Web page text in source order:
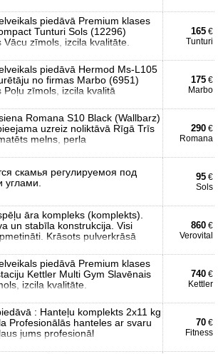
piedāvā Premium klases
Tunturi Sols (12296)
Vācu zīmols, izcila kvalitāte.
165 €
Tunturi
piedāvā Hermod Ms-L105
no firmas Marbo (6951)
Poļu zīmols, izcila kvalitā
175 €
Marbo
Romana S10 Black (Wallbarz)
uzreiz noliktāvā Rīgā Trīs
melns, perla
290 €
Romana
скамья регулируемоя под
углами.
95 €
Sols
āra kompleks (komplekts).
un stabīla konstrukcija. Visi
Krāsots pulverkrāsā
860 €
Verovital
piedāvā Premium klases
Kettler Multi Gym Slavēnais
izcila kvalitāte.
740 €
Kettler
: Hanteļu komplekts 2x11 kg
Profesionālās hanteles ar svaru
jums profesionāl
70 €
Fitness